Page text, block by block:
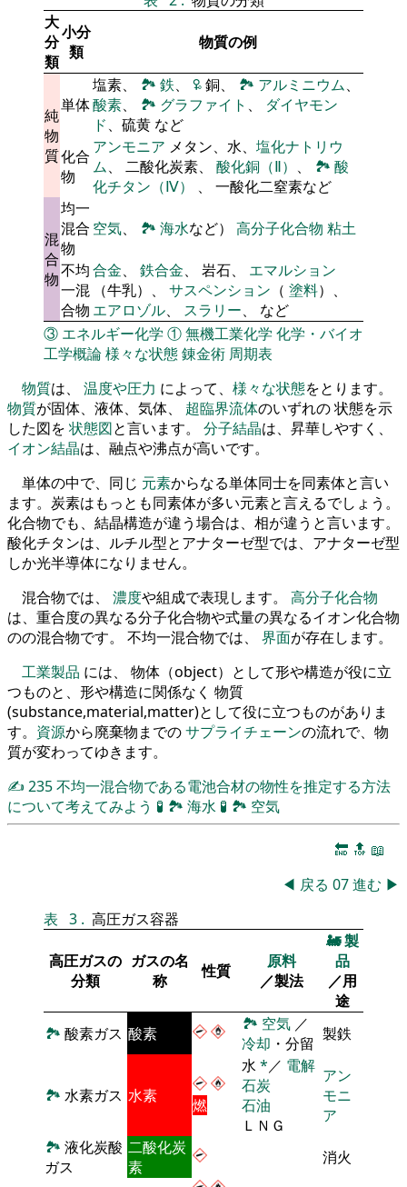
大
分
類
小分
類
物質の例
純
物
質
単体
塩素、 🏞 鉄、 🜠銅、 🏞 アルミニウム、
酸素、 🏞 グラファイト 、 ダイヤモン
ド、硫黄 など
化合
物
アンモニア メタン、水、 塩化ナトリウ
ム、 二酸化炭素、 酸化銅（Ⅱ） 、 🏞 酸
化チタン（Ⅳ） 、 一酸化二窒素など
混
合
物
均一
混合
物
空気、 🏞 海水など） 高分子化合物 粘土
不均
一混
合物
合金、 鉄合金、 岩石、 エマルション
（牛乳）、 サスペンション （ 塗料）、
エアロゾル、 スラリー、 など
③ エネルギー化学 ①無機工業化学 化学・バイオ
工学概論様々な状態錬金術 周期表
物質は、 温度や圧力 によって、 様々な状態をとります。
物質が固体、液体、気体、 超臨界流体のいずれの 状態を示
した図を 状態図と言います。 分子結晶は、昇華しやすく、
イオン結晶は、融点や沸点が高いです。
単体の中で、同じ 元素からなる単体同士を同素体と言い
ます。炭素はもっとも同素体が多い元素と言えるでしょう。
化合物でも、結晶構造が違う場合は、相が違うと言います。
酸化チタンは、ルチル型とアナターゼ型では、アナターゼ型
しか光半導体になりません。
混合物では、 濃度や組成で表現します。 高分子化合物
は、重合度の異なる分子化合物や式量の異なるイオン化合物
のの混合物です。 不均一混合物では、 界面が存在します。
工業製品 には、 物体（object）として形や構造が役に立
つものと、形や構造に関係なく 物質
(substance,material,matter)として役に立つものがありま
す。 資源から廃棄物までのサプライチェーンの流れで、物
質が変わってゆきます。
✍ 235不均一混合物である電池合材の物性を推定する方法
について考えてみよう 🧪 🏞 海水 🧪 🏞 空気
🔚 🔝 📖
◀ 戻る 07進む ▶
表 3 . 高圧ガス容器
高圧ガスの
分類
ガスの名
称
性質
原料
／製法
🚂製
品
／用
途
🏞 酸素ガス 酸素 🏞 空気 ／
冷却 ・分留 製鉄
🏞 水素ガス 水素 燃
水 *／ 電解
石炭
石油
ＬＮＧ
アン
モニ
ア
🏞 液化炭酸
ガス
二酸化炭
素
消火